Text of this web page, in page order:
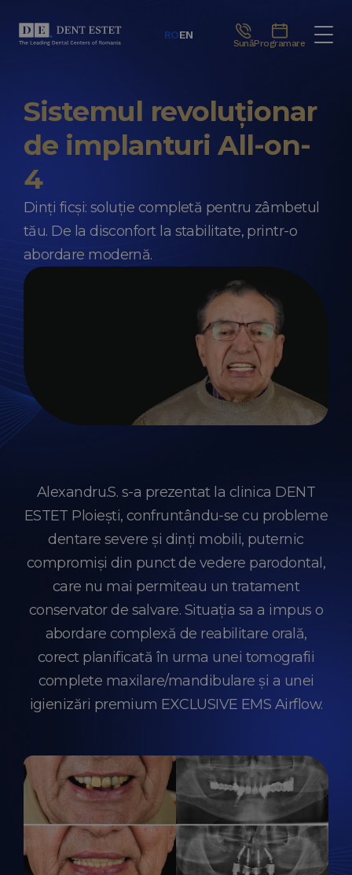
ROEN
SunăProgramare
Sistemul revoluționar
de implanturi All-on-
4
Dinți ficși: soluție completă pentru zâmbetul
tău. De la disconfort la stabilitate, printr-o
abordare modernă.
Alexandru.S. s-a prezentat la clinica DENT
ESTET Ploiești, confruntându-se cu probleme
dentare severe și dinți mobili, puternic
compromiși din punct de vedere parodontal,
care nu mai permiteau un tratament
conservator de salvare. Situația sa a impus o
abordare complexă de reabilitare orală,
corect planificată în urma unei tomografii
complete maxilare/mandibulare și a unei
igienizări premium EXCLUSIVE EMS Airflow.